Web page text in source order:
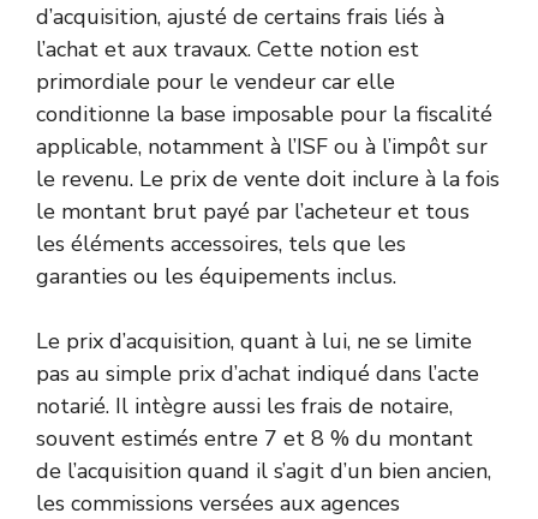
d’acquisition, ajusté de certains frais liés à
l’achat et aux travaux. Cette notion est
primordiale pour le vendeur car elle
conditionne la base imposable pour la fiscalité
applicable, notamment à l’ISF ou à l’impôt sur
le revenu. Le prix de vente doit inclure à la fois
le montant brut payé par l’acheteur et tous
les éléments accessoires, tels que les
garanties ou les équipements inclus.
Le prix d’acquisition, quant à lui, ne se limite
pas au simple prix d’achat indiqué dans l’acte
notarié. Il intègre aussi les frais de notaire,
souvent estimés entre 7 et 8 % du montant
de l’acquisition quand il s’agit d’un bien ancien,
les commissions versées aux agences